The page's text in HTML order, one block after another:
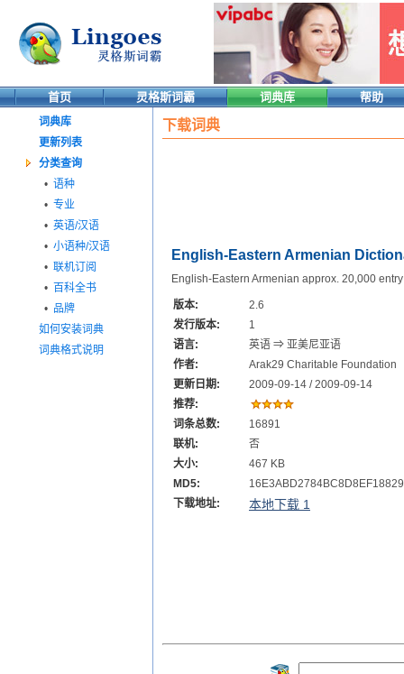
首页 灵格斯词霸 词典库 帮助
词典库
更新列表
分类查询
• 语种
• 专业
• 英语/汉语
• 小语种/汉语
• 联机订阅
• 百科全书
• 品牌
如何安装词典
词典格式说明
下载词典
English-Eastern Armenian
English-Eastern Armenian approx. 20,000
版本:
2.6
发行版本:
1
语言:
英语 ⇒ 亚美尼亚语
作者:
Arak29 Charitable Foundation
更新日期:
2009-09-14 / 2009-09-14
推荐:
词条总数:
16891
联机:
否
大小:
467 KB
MD5:
下载地址:
本地下载 1